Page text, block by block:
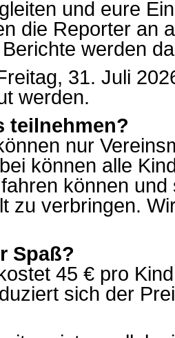
und eure
die Reporter an
werden
31. Juli
werden.
teilnehmen?
nur
können alle
können
zu verbringen.
Spaß?
45 € pro
sich der